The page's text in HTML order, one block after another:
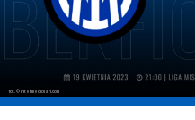
fot. © intermediolan.com